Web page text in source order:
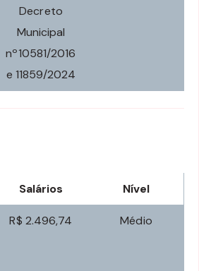
Decreto
Municipal
nº10581/2016
e 11859/2024
Salários Nível
R$ 2.496,74 Médio